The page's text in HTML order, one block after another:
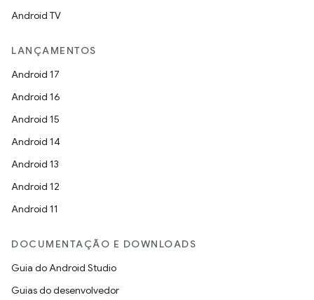
Android TV
LANÇAMENTOS
Android 17
Android 16
Android 15
Android 14
Android 13
Android 12
Android 11
DOCUMENTAÇÃO E DOWNLOADS
Guia do Android Studio
Guias do desenvolvedor